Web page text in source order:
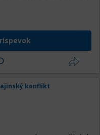
postavili za Ukrajinu
vývoz energií a ani
zatiaľ neodpojili
prehodnotené.
EÚ sa v pondelok
stretnutí Rady
na vojenský konflikt
konflikt